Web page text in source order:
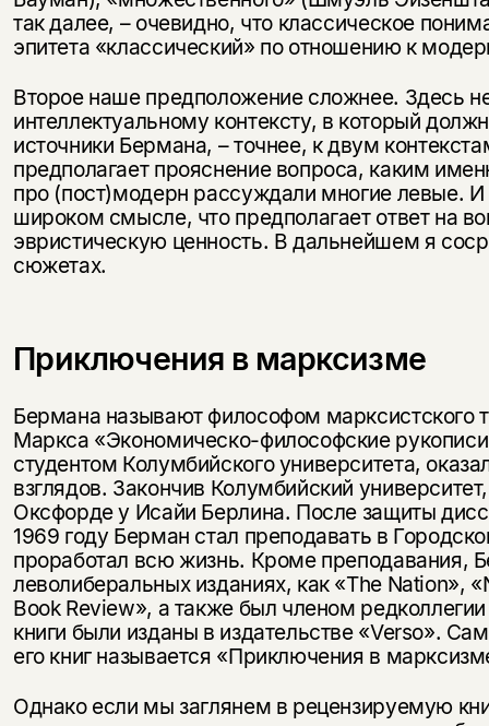
так далее, – очевидно, что классическое
эпитета «классический» по отношению к
Второе наше предположение сложнее. Здесь
интеллектуальному контексту, в который
источники Бермана, – точнее, к двум
предполагает прояснение вопроса, каким
про (пост)модерн рассуждали многие левые.
широком смысле, что предполагает ответ на
эвристическую ценность. В дальнейшем я
сюжетах.
Приключения в марксизме
Бермана называют философом марксистского
Маркса «Экономическо-философские
студентом Колумбийского университета,
взглядов. Закончив Колумбийский
Оксфорде у Исайи Берлина. После защиты
1969 году Берман стал преподавать в
проработал всю жизнь. Кроме преподавания,
леволиберальных изданиях, как «The Nation»,
Book Review», а также был членом
книги были изданы в издательстве «Verso».
его книг называется «Приключения в
Однако если мы заглянем в рецензируемую